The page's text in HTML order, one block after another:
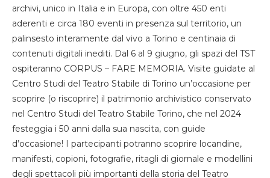
archivi, unico in Italia e in Europa, con oltre 450 enti
aderenti e circa 180 eventi in presenza sul territorio, un
palinsesto interamente dal vivo a Torino e centinaia di
contenuti digitali inediti. Dal 6 al 9 giugno, gli spazi del TST
ospiteranno CORPUS – FARE MEMORIA. Visite guidate al
Centro Studi del Teatro Stabile di Torino un’occasione per
scoprire (o riscoprire) il patrimonio archivistico conservato
nel Centro Studi del Teatro Stabile Torino, che nel 2024
festeggia i 50 anni dalla sua nascita, con guide
d’occasione! I partecipanti potranno scoprire locandine,
manifesti, copioni, fotografie, ritagli di giornale e modellini
degli spettacoli più importanti della storia del Teatro